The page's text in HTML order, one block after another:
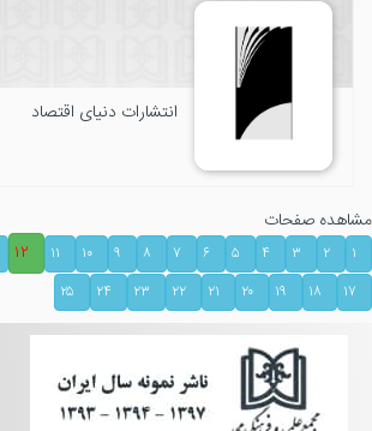
انتشارات دنیای اقتصاد
مشاهده صفحات
۱ ۲ ۳ ۴ ۵ ۶ ۷ ۸ ۹ ۱۰ ۱۱ ۱۲
۱۷
۱۸ ۱۹ ۲۰ ۲۱ ۲۲ ۲۳ ۲۴ ۲۵